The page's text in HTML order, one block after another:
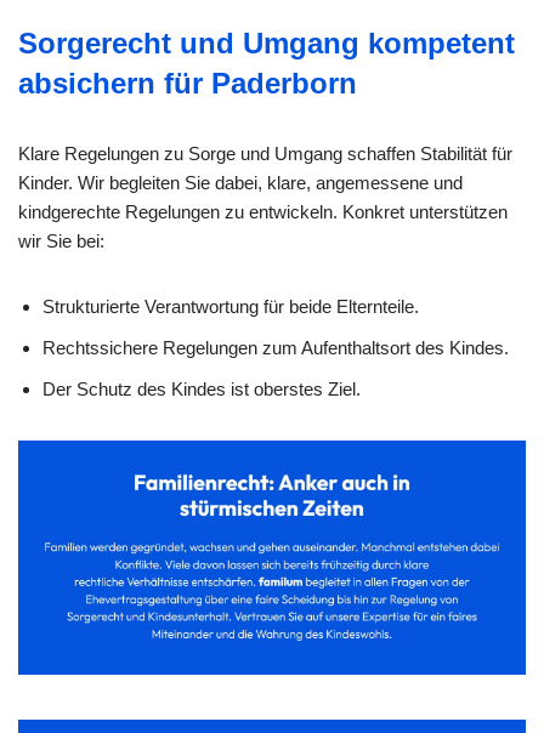
Sorgerecht und Umgang kompetent
absichern für Paderborn
Klare Regelungen zu Sorge und Umgang schaffen Stabilität für
Kinder. Wir begleiten Sie dabei, klare, angemessene und
kindgerechte Regelungen zu entwickeln. Konkret unterstützen
wir Sie bei:
Strukturierte Verantwortung für beide Elternteile.
Rechtssichere Regelungen zum Aufenthaltsort des Kindes.
Der Schutz des Kindes ist oberstes Ziel.